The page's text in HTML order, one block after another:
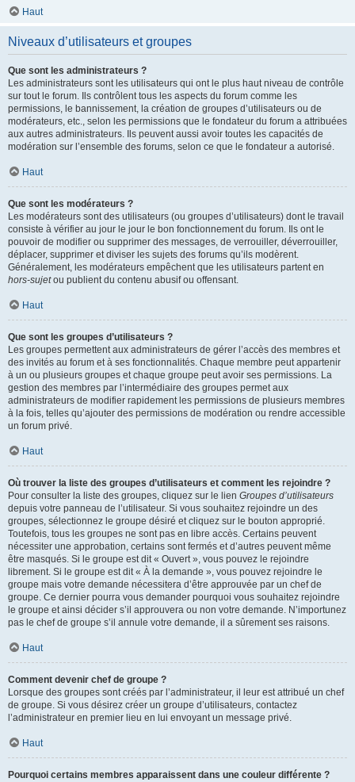
Haut
Niveaux d’utilisateurs et groupes
Que sont les administrateurs ?
Les administrateurs sont les utilisateurs qui ont le plus haut niveau de contrôle
sur tout le forum. Ils contrôlent tous les aspects du forum comme les
permissions, le bannissement, la création de groupes d’utilisateurs ou de
modérateurs, etc., selon les permissions que le fondateur du forum a attribuées
aux autres administrateurs. Ils peuvent aussi avoir toutes les capacités de
modération sur l’ensemble des forums, selon ce que le fondateur a autorisé.
Haut
Que sont les modérateurs ?
Les modérateurs sont des utilisateurs (ou groupes d’utilisateurs) dont le travail
consiste à vérifier au jour le jour le bon fonctionnement du forum. Ils ont le
pouvoir de modifier ou supprimer des messages, de verrouiller, déverrouiller,
déplacer, supprimer et diviser les sujets des forums qu’ils modèrent.
Généralement, les modérateurs empêchent que les utilisateurs partent en
hors-sujetou publient du contenu abusif ou offensant.
Haut
Que sont les groupes d’utilisateurs ?
Les groupes permettent aux administrateurs de gérer l’accès des membres et
des invités au forum et à ses fonctionnalités. Chaque membre peut appartenir
à un ou plusieurs groupes et chaque groupe peut avoir ses permissions. La
gestion des membres par l’intermédiaire des groupes permet aux
administrateurs de modifier rapidement les permissions de plusieurs membres
à la fois, telles qu’ajouter des permissions de modération ou rendre accessible
un forum privé.
Haut
Où trouver la liste des groupes d’utilisateurs et comment les rejoindre ?
Pour consulter la liste des groupes, cliquez sur le lien Groupes d’utilisateurs
depuis votre panneau de l’utilisateur. Si vous souhaitez rejoindre un des
groupes, sélectionnez le groupe désiré et cliquez sur le bouton approprié.
Toutefois, tous les groupes ne sont pas en libre accès. Certains peuvent
nécessiter une approbation, certains sont fermés et d’autres peuvent même
être masqués. Si le groupe est dit « Ouvert », vous pouvez le rejoindre
librement. Si le groupe est dit « À la demande », vous pouvez rejoindre le
groupe mais votre demande nécessitera d’être approuvée par un chef de
groupe. Ce dernier pourra vous demander pourquoi vous souhaitez rejoindre
le groupe et ainsi décider s’il approuvera ou non votre demande. N’importunez
pas le chef de groupe s’il annule votre demande, il a sûrement ses raisons.
Haut
Comment devenir chef de groupe ?
Lorsque des groupes sont créés par l’administrateur, il leur est attribué un chef
de groupe. Si vous désirez créer un groupe d’utilisateurs, contactez
l’administrateur en premier lieu en lui envoyant un message privé.
Haut
Pourquoi certains membres apparaissent dans une couleur différente ?